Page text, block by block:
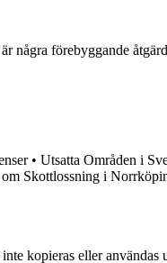
några förebyggande
• Utsatta Områden i
Skottlossning i
kopieras eller användas